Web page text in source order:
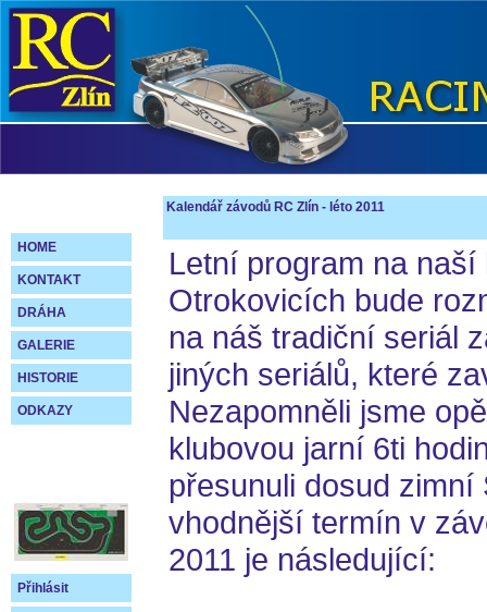
HOME
KONTAKT
DRÁHA
GALERIE
HISTORIE
ODKAZY
Přihlásit
Kalendář závodů RC Zlín - léto 2011
Letní program na
Otrokovicích bude
na náš tradiční seriál
jiných seriálů, které
Nezapomněli jsme
klubovou jarní 6ti
přesunuli dosud
vhodnější termín v
2011 je následující: